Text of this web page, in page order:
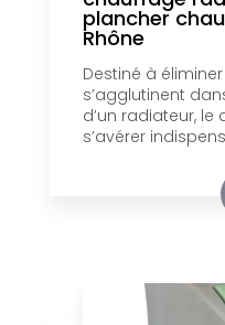
plancher
Rhône
Destiné à
s’agglutinent
d’un radiateur,
s’avérer